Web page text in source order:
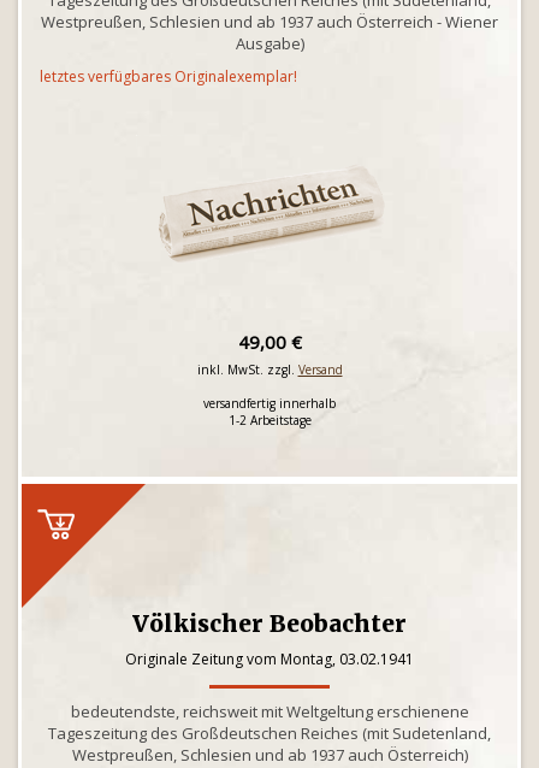
Westpreußen, Schlesien und ab 1937 auch Österreich - Wiener
Ausgabe)
letztes verfügbares Originalexemplar!
49,00 €
inkl. MwSt. zzgl. Versand
versandfertig innerhalb
1-2 Arbeitstage
Völkischer Beobachter
Originale Zeitung vom Montag, 03.02.1941
bedeutendste, reichsweit mit Weltgeltung erschienene
Tageszeitung des Großdeutschen Reiches (mit Sudetenland,
Westpreußen, Schlesien und ab 1937 auch Österreich)